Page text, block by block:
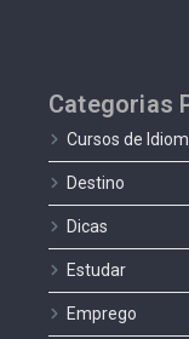
Categorias
Cursos de
Destino
Dicas
Estudar
Emprego